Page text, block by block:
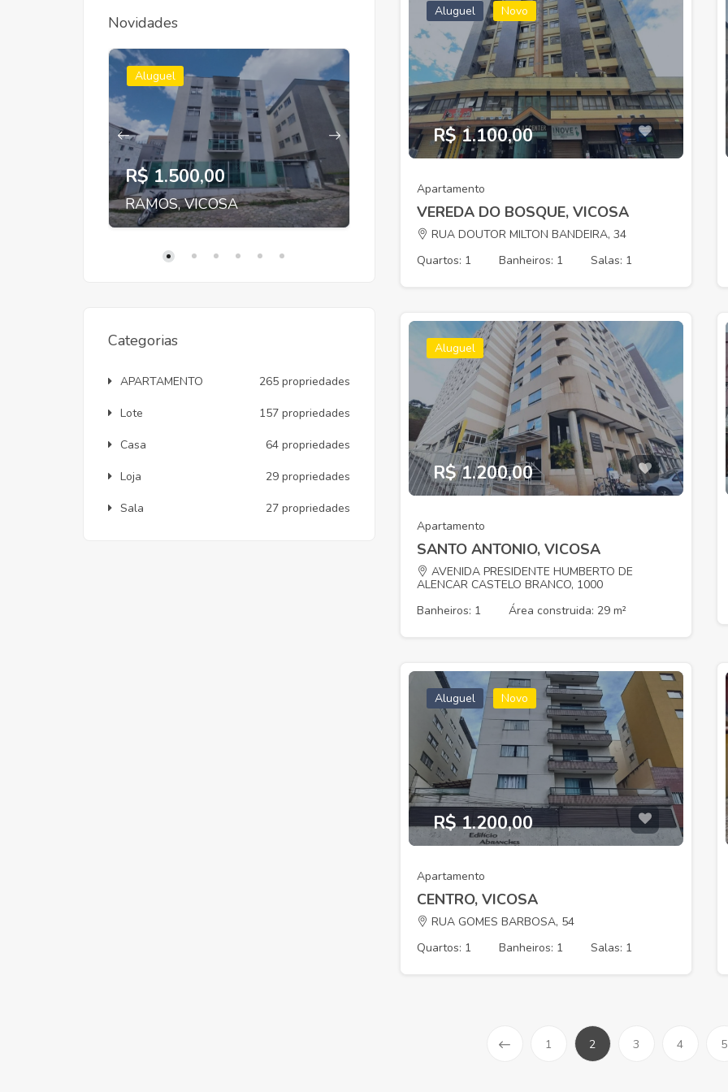
Novidades
Aluguel
R$ 1.500,00
RAMOS, VICOSA
Aluguel
SANTA CLARA, VICOSA
Aluguel
Categorias
APARTAMENTO 265 propriedades
Lote 157 propriedades
Casa 64 propriedades
Loja 29 propriedades
Sala 27 propriedades
Aluguel Novo
R$ 1.100,00
Apartamento
VEREDA DO BOSQUE, VICOSA
RUA DOUTOR MILTON BANDEIRA, 34
Quartos: 1
Banheiros: 1 Salas: 1
Aluguel
R$ 1.200,00
Apartamento
SANTO ANTONIO, VICOSA
AVENIDA PRESIDENTE HUMBERTO DE
ALENCAR CASTELO BRANCO, 1000
Banheiros: 1
Área construida: 29 m²
Aluguel Novo
R$ 1.200,00
Apartamento
CENTRO, VICOSA
RUA GOMES BARBOSA, 54
Quartos: 1
Banheiros: 1 Salas: 1
1 2 3 4 5